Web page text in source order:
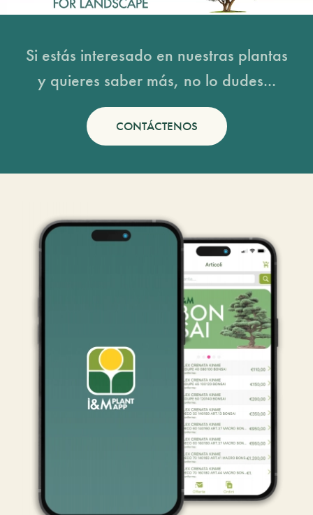
Si estás interesado en nuestras plantas
y quieres saber más, no lo dudes...
CONTÁCTENOS